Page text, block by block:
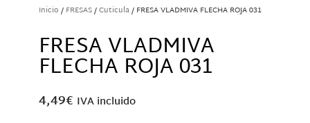
Inicio / FRESAS/Cuticula/ FRESA VLADMIVA FLECHA ROJA 031
FRESA VLADMIVA
FLECHA ROJA 031
4,49€ IVA incluido